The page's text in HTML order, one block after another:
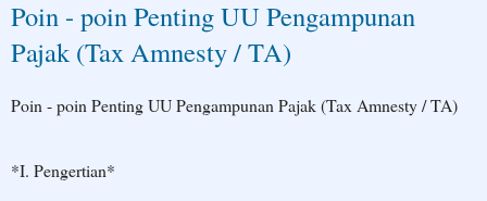
Poin - poin Penting UU Pengampunan
Pajak (Tax Amnesty / TA)
Poin - poin Penting UU Pengampunan Pajak (Tax Amnesty / TA)
*I. Pengertian*